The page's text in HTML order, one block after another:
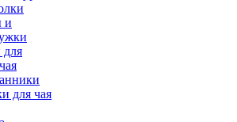
и
для
для чая